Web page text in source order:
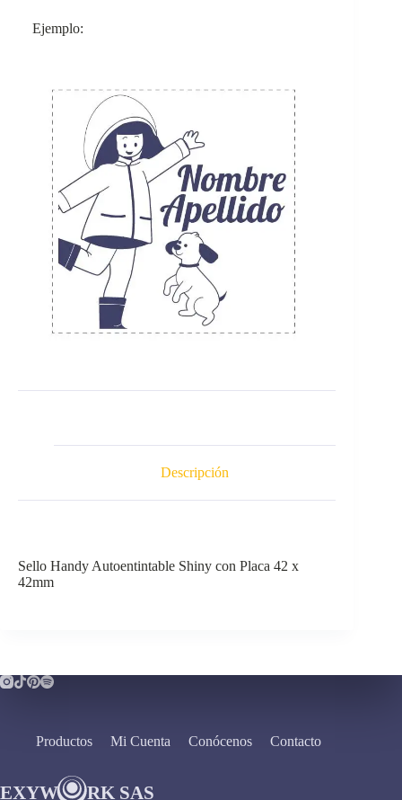
Ejemplo:
Descripción
Sello Handy Autoentintable Shiny con Placa 42 x
42mm
Productos Mi Cuenta Conócenos Contacto